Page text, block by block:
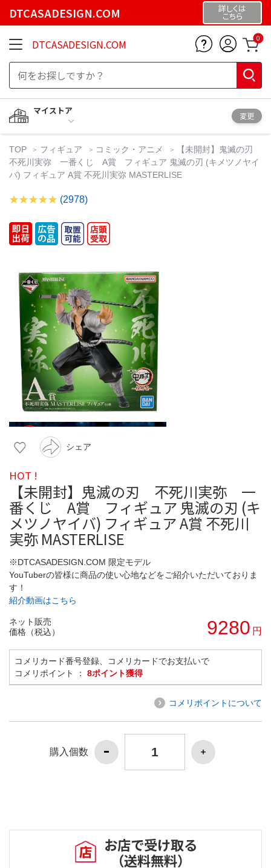
DTCASADESIGN.COM 詳しくは
こちら
DTCASADESIGN.COM 0
マイストア
変更
TOP フィギュア コミック・アニメ
【未開封】鬼滅の刃
不死川実弥 一番くじ A賞 フィギュア 鬼滅の刃 (キメツノヤイ
バ) フィギュア A賞 不死川実弥 MASTERLISE
(2978)
シェア
HOT !
【未開封】鬼滅の刃 不死川実弥 一
番くじ A賞 フィギュア 鬼滅の刃 (キ
メツノヤイバ) フィギュア A賞 不死川
実弥 MASTERLISE
※DTCASADESIGN.COM 限定モデル
YouTuberの皆様に商品の使い心地などをご紹介いただいておりま
す！
紹介動画はこちら
ネット販売
価格（税込）
9280 円
コメリカード番号登録、コメリカードでお支払いで
コメリポイント ： 8ポイント獲得
コメリポイントについて
購入個数
お店で受け取る
（送料無料）